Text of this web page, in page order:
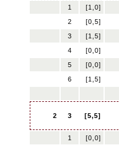
1 [1,0]
2
[0,5]
3
[1,5]
4
[0,0]
5
[0,0]
6
[1,5]
2 3 [5,5]
1 [0,0]